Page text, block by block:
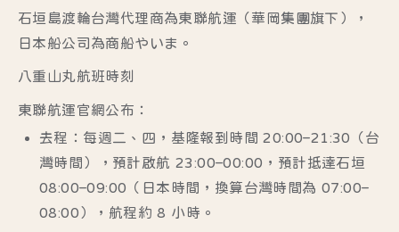
石垣島渡輪台灣代理商為東聯航運（華岡集團旗下），
日本船公司為商船やいま。
八重山丸航班時刻
東聯航運官網公布：
去程：每週二、四，基隆報到時間 20:00–21:30（台
灣時間），預計啟航 23:00–00:00，預計抵達石垣
08:00–09:00（日本時間，換算台灣時間為 07:00–
08:00），航程約 8 小時。